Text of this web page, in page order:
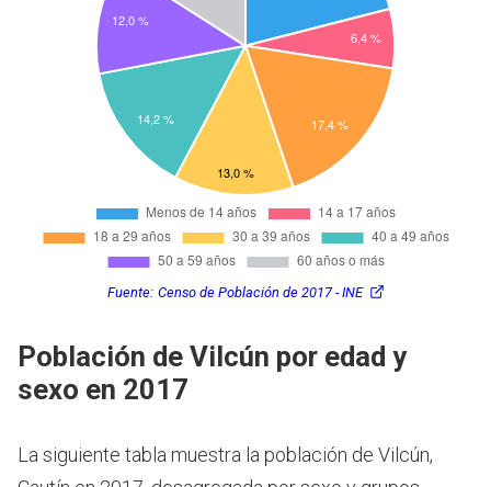
Fuente: Censo de Población de 2017 - INE
Población de Vilcún por edad y
sexo en 2017
La siguiente tabla muestra la población de Vilcún,